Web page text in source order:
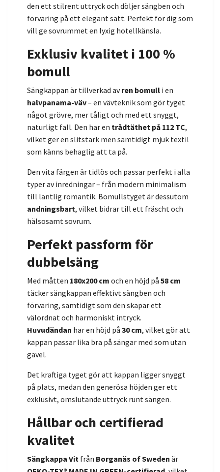
den ett stilrent uttryck och döljer sängben och
förvaring på ett elegant sätt. Perfekt för dig som
vill ge sovrummet en lyxig hotellkänsla.
Exklusiv kvalitet i 100 %
bomull
Sängkappan är tillverkad avren bomull i en
halvpanama-väv– en vävteknik som gör tyget
något grövre, mer tåligt och med ett snyggt,
naturligt fall. Den har en trådtäthet på 112 TC,
vilket ger en slitstark men samtidigt mjuk textil
som känns behaglig att ta på.
Den vita färgen är tidlös och passar perfekt i alla
typer av inredningar – från modern minimalism
till lantlig romantik. Bomullstyget är dessutom
andningsbart, vilket bidrar till ett fräscht och
hälsosamt sovrum.
Perfekt passform för
dubbelsäng
Med måtten 180x200 cm och en höjd på 58 cm
täcker sängkappan effektivt sängben och
förvaring, samtidigt som den skapar ett
välordnat och harmoniskt intryck.
Huvudändan har en höjd på 30 cm, vilket gör att
kappan passar lika bra på sängar med som utan
gavel.
Det kraftiga tyget gör att kappan ligger snyggt
på plats, medan den generösa höjden ger ett
exklusivt, omslutande uttryck runt sängen.
Hållbar och certifierad
kvalitet
Sängkappa Vit från Borganäs of Sweden är